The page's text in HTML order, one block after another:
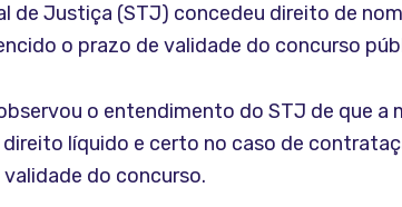
de Justiça (STJ) concedeu direito de
o prazo de validade do concurso
o entendimento do STJ de que
líquido e certo no caso de
do concurso.